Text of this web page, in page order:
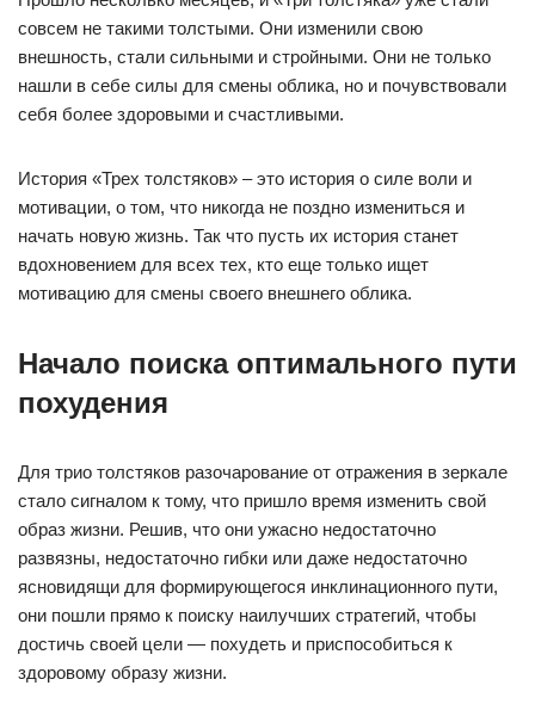
совсем не такими толстыми. Они изменили свою
внешность, стали сильными и стройными. Они не только
нашли в себе силы для смены облика, но и почувствовали
себя более здоровыми и счастливыми.
История «Трех толстяков» – это история о силе воли и
мотивации, о том, что никогда не поздно измениться и
начать новую жизнь. Так что пусть их история станет
вдохновением для всех тех, кто еще только ищет
мотивацию для смены своего внешнего облика.
Начало поиска оптимального пути
похудения
Для трио толстяков разочарование от отражения в зеркале
стало сигналом к тому, что пришло время изменить свой
образ жизни. Решив, что они ужасно недостаточно
развязны, недостаточно гибки или даже недостаточно
ясновидящи для формирующегося инклинационного пути,
они пошли прямо к поиску наилучших стратегий, чтобы
достичь своей цели — похудеть и приспособиться к
здоровому образу жизни.